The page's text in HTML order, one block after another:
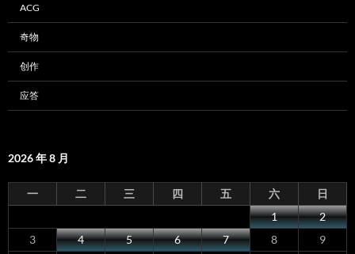
ACG
奇物
创作
应答
2026 年 8 月
一 二 三 四 五 六
日
1
2
3
4 5 6 7 8
9